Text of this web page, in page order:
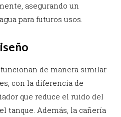
asegurando un
para futuros usos.
de manera similar
con la diferencia de
que reduce el ruido del
tanque. Además, la cañería